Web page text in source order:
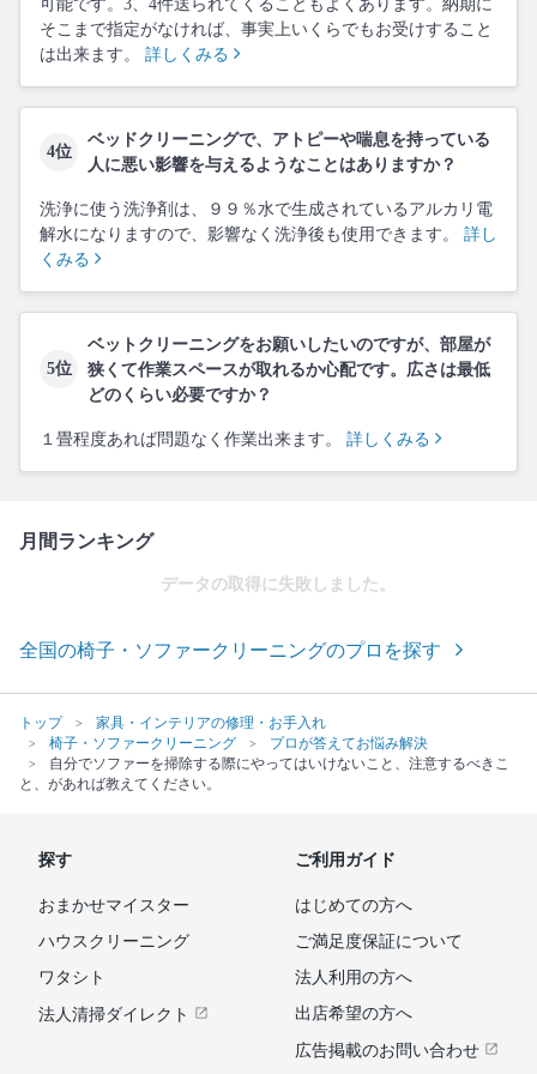
可能です。3、4件送られてくることもよくあります。納期に
そこまで指定がなければ、事実上いくらでもお受けすること
は出来ます。 詳しくみる
4位
ベッドクリーニングで、アトピーや喘息を持っている
人に悪い影響を与えるようなことはありますか？
洗浄に使う洗浄剤は、９９％水で生成されているアルカリ電
解水になりますので、影響なく洗浄後も使用できます。 詳し
くみる
5位
ベットクリーニングをお願いしたいのですが、部屋が
狭くて作業スペースが取れるか心配です。広さは最低
どのくらい必要ですか？
１畳程度あれば問題なく作業出来ます。 詳しくみる
月間ランキング
データの取得に失敗しました。
全国の椅子・ソファークリーニングのプロを探す
トップ
家具・インテリアの修理・お手入れ
椅子・ソファークリーニング
プロが答えてお悩み解決
自分でソファーを掃除する際にやってはいけないこと、注意するべきこ
と、があれば教えてください。
探す
おまかせマイスター
ハウスクリーニング
ワタシト
法人清掃ダイレクト
ご利用ガイド
はじめての方へ
ご満足度保証について
法人利用の方へ
出店希望の方へ
広告掲載のお問い合わせ